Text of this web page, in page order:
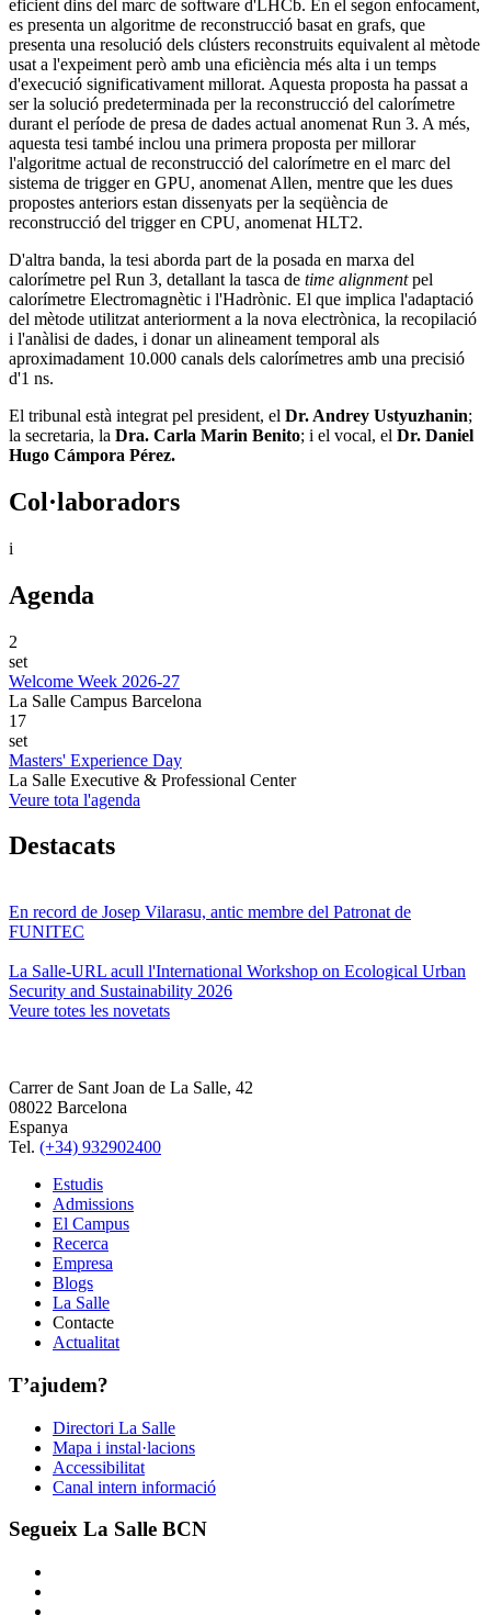
eficient dins del marc de software d'LHCb. En el segon enfocament,
es presenta un algoritme de reconstrucció basat en grafs, que
presenta una resolució dels clústers reconstruits equivalent al mètode
usat a l'expeiment però amb una eficiència més alta i un temps
d'execució significativament millorat. Aquesta proposta ha passat a
ser la solució predeterminada per la reconstrucció del calorímetre
durant el període de presa de dades actual anomenat Run 3. A més,
aquesta tesi també inclou una primera proposta per millorar
l'algoritme actual de reconstrucció del calorímetre en el marc del
sistema de trigger en GPU, anomenat Allen, mentre que les dues
propostes anteriors estan dissenyats per la seqüència de
reconstrucció del trigger en CPU, anomenat HLT2.
D'altra banda, la tesi aborda part de la posada en marxa del
calorímetre pel Run 3, detallant la tasca de time alignmentpel
calorímetre Electromagnètic i l'Hadrònic. El que implica l'adaptació
del mètode utilitzat anteriorment a la nova electrònica, la recopilació
i l'anàlisi de dades, i donar un alineament temporal als
aproximadament 10.000 canals dels calorímetres amb una precisió
d'1 ns.
El tribunal està integrat pel president, el Dr. Andrey Ustyuzhanin;
la secretaria, la Dra. Carla Marin Benito; i el vocal, el Dr. Daniel
Hugo Cámpora Pérez.
Col·laboradors
i
Agenda
2
set
Welcome Week 2026-27
La Salle Campus Barcelona
17
set
Masters' Experience Day
La Salle Executive & Professional Center
Veure tota l'agenda
Destacats
En record de Josep Vilarasu, antic membre del Patronat de
FUNITEC
La Salle-URL acull l'International Workshop on Ecological Urban
Security and Sustainability 2026
Veure totes les novetats
Carrer de Sant Joan de La Salle, 42
08022 Barcelona
Espanya
Tel. (+34) 932902400
Estudis
Admissions
El Campus
Recerca
Empresa
Blogs
La Salle
Contacte
Actualitat
T’ajudem?
Directori La Salle
Mapa i instal·lacions
Accessibilitat
Canal intern informació
Segueix La Salle BCN